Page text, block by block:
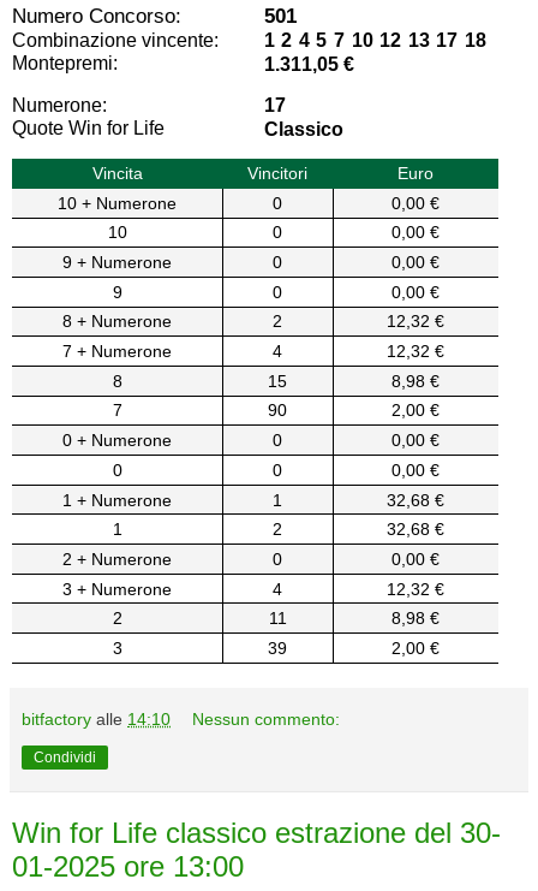
Numero Concorso: 501
Combinazione vincente:
1 2 4 5 7 10 12 13 17 18
Montepremi:
1.311,05 €
Numerone:
17
Quote Win for Life
Classico
Vincita Vincitori
Euro
10 + Numerone
0
0,00 €
10
0
0,00 €
9 + Numerone
0
0,00 €
9
0
0,00 €
8 + Numerone
2
12,32 €
7 + Numerone
4
12,32 €
8
15
8,98 €
7
90
2,00 €
0 + Numerone
0
0,00 €
0
0
0,00 €
1 + Numerone
1
32,68 €
1
2
32,68 €
2 + Numerone
0
0,00 €
3 + Numerone
4
12,32 €
2
11
8,98 €
3
39 2,00 €
bitfactory alle 14:10 Nessun commento:
Condividi
Win for Life classico estrazione del 30-
01-2025 ore 13:00